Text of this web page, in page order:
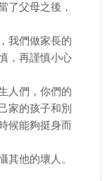
了父母之後，
我們做家長的
，再謹慎小心
人們，你們的
家的孩子和別
候能夠挺身而
其他的壞人。